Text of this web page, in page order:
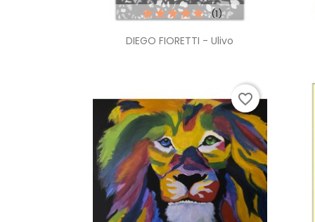
 Anteprima
DIEGO FIORETTI - Ulivo
(1)
favorite_border